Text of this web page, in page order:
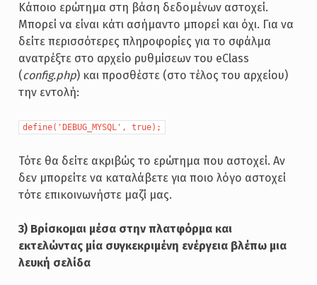
Κάποιο ερώτημα στη βάση δεδομένων αστοχεί.
Μπορεί να είναι κάτι ασήμαντο μπορεί και όχι. Για να
δείτε περισσότερες πληροφορίες για το σφάλμα
ανατρέξτε στο αρχείο ρυθμίσεων του eClass
(config.php) και προσθέστε (στο τέλος του αρχείου)
την εντολή:
define('DEBUG_MYSQL', true);
Τότε θα δείτε ακριβώς το ερώτημα που αστοχεί. Αν
δεν μπορείτε να καταλάβετε για ποιο λόγο αστοχεί
τότε επικοινωνήστε μαζί μας.
3) Βρίσκομαι μέσα στην πλατφόρμα και
εκτελώντας μία συγκεκριμένη ενέργεια βλέπω μια
λευκή σελίδα